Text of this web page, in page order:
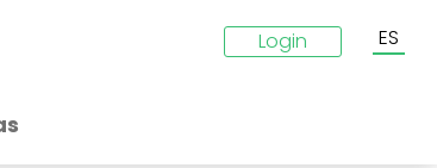
Login ES